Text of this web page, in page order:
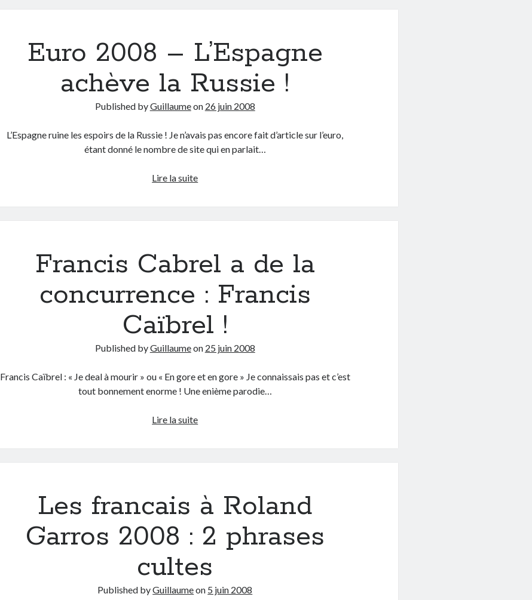
Routedesfestivals.com
Euro 2008 – L’Espagne
achève la Russie !
Published byGuillaumeon 26 juin 2008
L’Espagne ruine les espoirs de la Russie ! Je n’avais pas encore fait d’article sur l’euro,
étant donné le nombre de site qui en parlait…
Lire la suiteEuro
Russie
Francis Cabrel a de la
concurrence : Francis
Caïbrel !
Published byGuillaumeon 25 juin 2008
Francis Caïbrel : « Je deal à mourir » ou « En gore et en gore » Je connaissais pas et c’est
tout bonnement enorme ! Une enième parodie…
Lire la suiteFrancis
Caïbrel
Les francais à Roland
Garros 2008 : 2 phrases
cultes
Published byGuillaumeon 5 juin 2008